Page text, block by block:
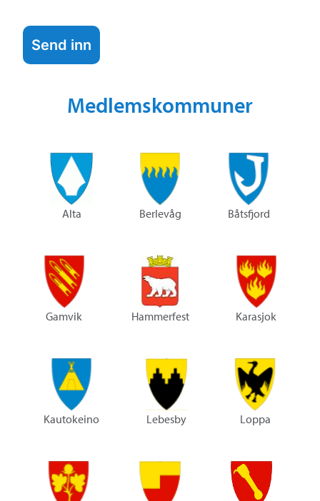
Send inn
Medlemskommuner
Alta Berlevåg Båtsfjord
Gamvik Hammerfest Karasjok
Kautokeino Lebesby Loppa